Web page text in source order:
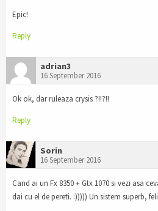
Epic!
Reply
adrian3
16 September 2016
Ok ok, dar ruleaza crysis ?!!?!!
Reply
Sorin
16 September 2016
Cand ai un Fx 8350 + Gtx 1070 si vezi asa
dai cu el de pereti. :))))) Un sistem superb,